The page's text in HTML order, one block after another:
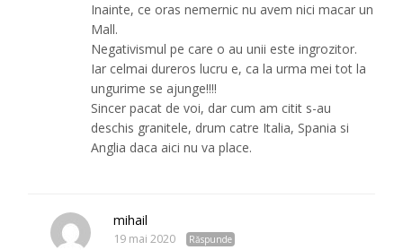
Inainte, ce oras nemernic nu avem nici macar un
Mall.
Negativismul pe care o au unii este ingrozitor.
Iar celmai dureros lucru e, ca la urma mei tot la
ungurime se ajunge!!!!
Sincer pacat de voi, dar cum am citit s-au
deschis granitele, drum catre Italia, Spania si
Anglia daca aici nu va place.
mihail
19 mai 2020 Răspunde